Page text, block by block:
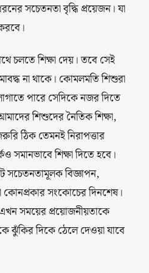
সচেতনতা বৃদ্ধি প্রয়েজন। যা
চলতে শিক্ষা দেয়। তবে সেই
না থাকে। কোমলমতি শিশুরা
পারে সেদিকে নজর দিতে
শিশুদের নৈতিক শিক্ষা,
ঠিক তেমনই নিরাপত্তার
সমানভাবে শিক্ষা দিতে হবে।
সচেতনতামূলক বিজ্ঞাপন,
কোনপ্রকার সংকোচের দিনশেষ।
সময়ের প্রয়োজনীয়তাকে
ঝুঁকির দিকে ঠেলে দেওয়া যাবে